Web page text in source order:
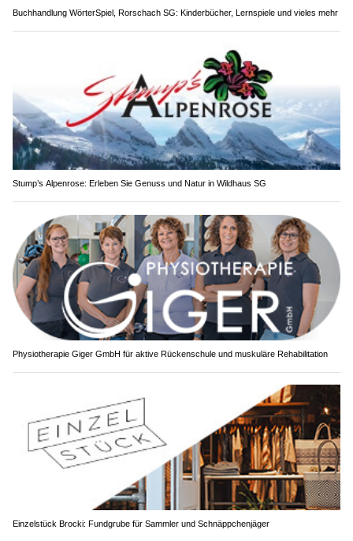
Buchhandlung WörterSpiel, Rorschach SG: Kinderbücher, Lernspiele und vieles mehr
Stump’s Alpenrose: Erleben Sie Genuss und Natur in Wildhaus SG
Physiotherapie Giger GmbH für aktive Rückenschule und muskuläre Rehabilitation
Einzelstück Brocki: Fundgrube für Sammler und Schnäppchenjäger